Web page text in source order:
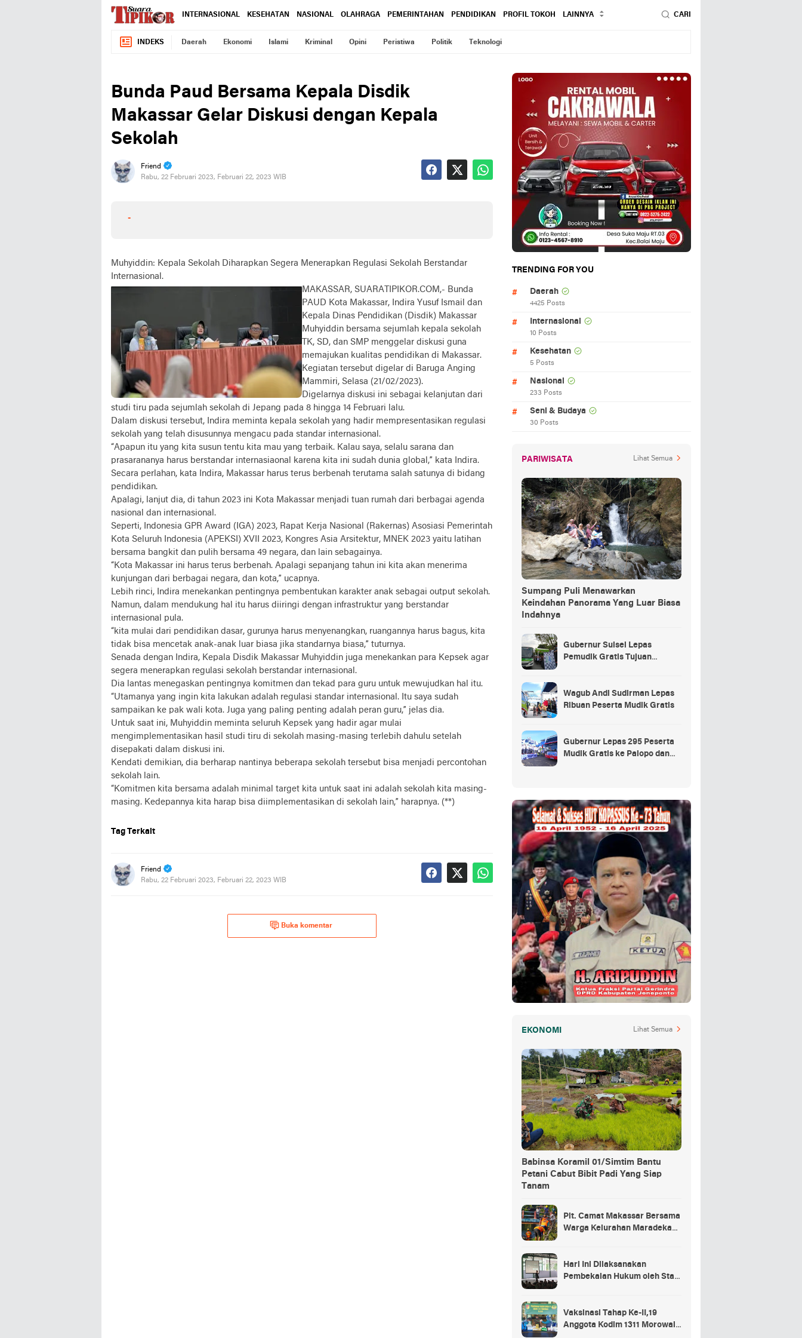
INTERNASIONAL KESEHATAN NASIONAL OLAHRAGA PEMERINTAHAN PENDIDIKAN PROFIL TOKOH LAINNYA CARI
INDEKS Daerah Ekonomi Islami Kriminal Opini Peristiwa Politik Teknologi
Bunda Paud Bersama Kepala Disdik
Makassar Gelar Diskusi dengan Kepala
Sekolah
Friend
Rabu, 22 Februari 2023, Februari 22, 2023 WIB
-
Muhyiddin: Kepala Sekolah Diharapkan Segera Menerapkan Regulasi Sekolah Berstandar
Internasional.
MAKASSAR, SUARATIPIKOR.COM,- Bunda
PAUD Kota Makassar, Indira Yusuf Ismail dan
Kepala Dinas Pendidikan (Disdik) Makassar
Muhyiddin bersama sejumlah kepala sekolah
TK, SD, dan SMP menggelar diskusi guna
memajukan kualitas pendidikan di Makassar.
Kegiatan tersebut digelar di Baruga Anging
Mammiri, Selasa (21/02/2023).
Digelarnya diskusi ini sebagai kelanjutan dari
studi tiru pada sejumlah sekolah di Jepang pada 8 hingga 14 Februari lalu.
Dalam diskusi tersebut, Indira meminta kepala sekolah yang hadir mempresentasikan regulasi
sekolah yang telah disusunnya mengacu pada standar internasional.
“Apapun itu yang kita susun tentu kita mau yang terbaik. Kalau saya, selalu sarana dan
prasarananya harus berstandar internasiaonal karena kita ini sudah dunia global,” kata Indira.
Secara perlahan, kata Indira, Makassar harus terus berbenah terutama salah satunya di bidang
pendidikan.
Apalagi, lanjut dia, di tahun 2023 ini Kota Makassar menjadi tuan rumah dari berbagai agenda
nasional dan internasional.
Seperti, Indonesia GPR Award (IGA) 2023, Rapat Kerja Nasional (Rakernas) Asosiasi Pemerintah
Kota Seluruh Indonesia (APEKSI) XVII 2023, Kongres Asia Arsitektur, MNEK 2023 yaitu latihan
bersama bangkit dan pulih bersama 49 negara, dan lain sebagainya.
“Kota Makassar ini harus terus berbenah. Apalagi sepanjang tahun ini kita akan menerima
kunjungan dari berbagai negara, dan kota,” ucapnya.
Lebih rinci, Indira menekankan pentingnya pembentukan karakter anak sebagai output sekolah.
Namun, dalam mendukung hal itu harus diiringi dengan infrastruktur yang berstandar
internasional pula.
“kita mulai dari pendidikan dasar, gurunya harus menyenangkan, ruangannya harus bagus, kita
tidak bisa mencetak anak-anak luar biasa jika standarnya biasa,” tuturnya.
Senada dengan Indira, Kepala Disdik Makassar Muhyiddin juga menekankan para Kepsek agar
segera menerapkan regulasi sekolah berstandar internasional.
Dia lantas menegaskan pentingnya komitmen dan tekad para guru untuk mewujudkan hal itu.
“Utamanya yang ingin kita lakukan adalah regulasi standar internasional. Itu saya sudah
sampaikan ke pak wali kota. Juga yang paling penting adalah peran guru,” jelas dia.
Untuk saat ini, Muhyiddin meminta seluruh Kepsek yang hadir agar mulai
mengimplementasikan hasil studi tiru di sekolah masing-masing terlebih dahulu setelah
disepakati dalam diskusi ini.
Kendati demikian, dia berharap nantinya beberapa sekolah tersebut bisa menjadi percontohan
sekolah lain.
“Komitmen kita bersama adalah minimal target kita untuk saat ini adalah sekolah kita masing-
masing. Kedepannya kita harap bisa diimplementasikan di sekolah lain,” harapnya. (**)
Tag Terkait
Friend
Rabu, 22 Februari 2023, Februari 22, 2023 WIB
Buka komentar
TRENDING FOR YOU
Daerah
4425 Posts
Internasional
10 Posts
Kesehatan
5 Posts
Nasional
233 Posts
Seni & Budaya
30 Posts
PARIWISATA Lihat Semua
Sumpang Puli Menawarkan
Keindahan Panorama Yang Luar Biasa
Indahnya
Gubernur Sulsel Lepas
Pemudik Gratis Tujuan
Wagub Andi Sudirman Lepas
Ribuan Peserta Mudik Gratis
Gubernur Lepas 295 Peserta
Mudik Gratis ke Palopo dan
EKONOMI Lihat Semua
Babinsa Koramil 01/Simtim Bantu
Petani Cabut Bibit Padi Yang Siap
Tanam
Plt. Camat Makassar Bersama
Warga Kelurahan Maradekaya
Hari Ini Dilaksanakan
Pembekalan Hukum oleh Staf
Kostrad
Vaksinasi Tahap Ke-II,19
Anggota Kodim 1311 Morowali